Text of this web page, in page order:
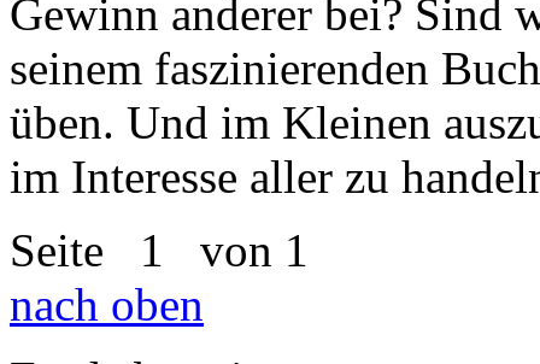
Gewinn anderer bei? Sind
seinem faszinierenden
üben. Und im Kleinen
im Interesse aller zu
Seite 1 von 1
nach oben